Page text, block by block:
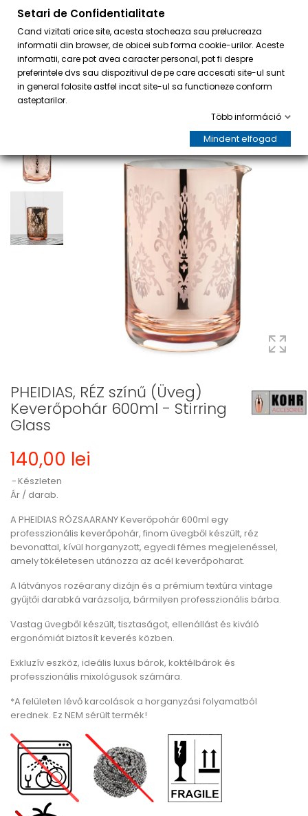
PHEIDIAS, RÉZ színű (Üveg)
Keverőpohár 600ml - Stirring
Glass
140,00 lei
Készleten
Ár / darab.
A PHEIDIAS RÓZSAARANY Keverőpohár 600ml egy
professzionális keverőpohár, finom üvegből készült, réz
bevonattal, kívül horganyzott, egyedi fémes megjelenéssel,
amely tökéletesen utánozza az acél keverőpoharat.
A látványos rozéarany dizájn és a prémium textúra vintage
gyűjtői darabká varázsolja, bármilyen professzionális bárba.
Vastag üvegből készült, tisztaságot, ellenállást és kiváló
ergonómiát biztosít keverés közben.
Exkluzív eszköz, ideális luxus bárok, koktélbárok és
professzionális mixológusok számára.
*A felületen lévő karcolások a horganyzási folyamatból
erednek. Ez NEM sérült termék!
Setari de Confidentialitate
Cand vizitati orice site, acesta stocheaza sau prelucreaza
informatii din browser, de obicei sub forma cookie-urilor. Aceste
informatii, care pot avea caracter personal, pot fi despre
preferintele dvs sau dispozitivul de pe care accesati site-ul sunt
in general folosite astfel incat site-ul sa functioneze conform
asteptarilor.
Több információ
Mindent elfogad